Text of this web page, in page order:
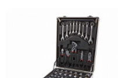
Scule sistem racire
Scule turbosuflante
Tester compresie
Scule pentru mecanica